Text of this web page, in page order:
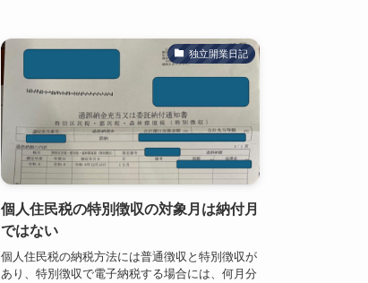
独立開業日記
個人住民税の特別徴収の対象月は納付月
ではない
個人住民税の納税方法には普通徴収と特別徴収が
あり、特別徴収で電子納税する場合には、何月分